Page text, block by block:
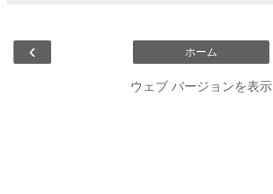
‹ ホーム
ウェブ バージョンを表示